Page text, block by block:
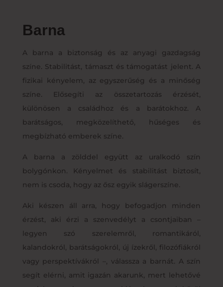
Barna
A barna a biztonság és az anyagi gazdagság
színe. Stabilitást, támaszt és támogatást jelent. A
fizikai kényelem, az egyszerűség és a minőség
színe. Elősegíti az összetartozás érzését,
különösen a családhoz és a barátokhoz. A
barátságos, megközelíthető, hűséges és
megbízható emberek színe.
A barna a zölddel együtt az uralkodó szín
bolygónkon. Kényelmet és stabilitást biztosít,
nem is csoda, hogy az ősz egyik slágerszíne.
Aki készen áll arra, hogy befogadjon minden
érzést, aki érzi a szenvedélyt a csontjaiban –
legyen szó szerelemről, romantikáról,
kalandokról, barátságokról, új ízekről, filozófiákról
vagy perspektívákról –, válassza a barnát. A szín
segít elérni, amit igazán akarunk, mert lehetővé